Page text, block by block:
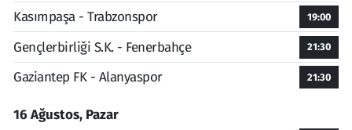
Kasımpaşa - Trabzonspor 19:00
Gençlerbirliği S.K. - Fenerbahçe 21:30
Gaziantep FK - Alanyaspor 21:30
16 Ağustos, Pazar